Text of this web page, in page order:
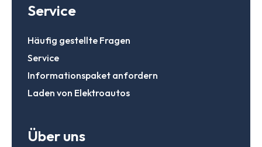
Service
Häufig gestellte Fragen
Service
Informationspaket anfordern
Laden von Elektroautos
Über uns